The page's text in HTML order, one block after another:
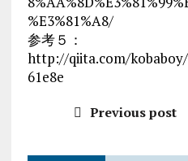
%E3%81%A8/
参考５：
http://qiita.com/kobaboy/
61e8e
Previous post